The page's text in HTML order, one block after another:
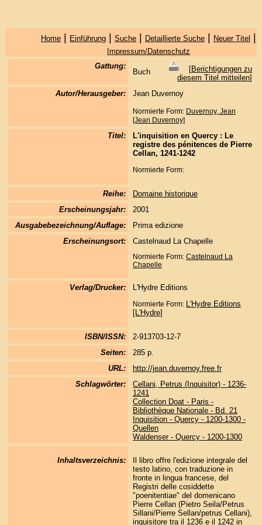
Home| Einführung| Suche| Detaillierte Suche| Neuer Titel |
Impressum/Datenschutz
Gattung:
Buch [Berichtigungen zu
diesem Titel mitteilen]
Autor/Herausgeber:
Jean Duvernoy
Normierte Form: Duvernoy, Jean
[Jean Duvernoy]
Titel:
L'inquisition en Quercy : Le
registre des pénitences de Pierre
Cellan, 1241-1242
Normierte Form:
Reihe:
Domaine historique
Erscheinungsjahr:
2001
Ausgabebezeichnung/Auflage:
Prima edizione
Erscheinungsort:
Castelnaud La Chapelle
Normierte Form: Castelnaud La
Chapelle
Verlag/Drucker: L'Hydre Editions
Normierte Form: L'Hydre Editions
[L'Hydre]
ISBN/ISSN:
2-913703-12-7
Seiten:
285 p.
URL:
http://jean.duvernoy.free.fr
Schlagwörter:
Cellani, Petrus (Inquisitor) - 1236-
1241
Collection Doat - Paris -
Bibliothèque Nationale - Bd. 21
Inquisition - Quercy - 1200-1300 -
Quellen
Waldenser - Quercy - 1200-1300
Inhaltsverzeichnis:
Il libro offre l'edizione integrale del
testo latino, con traduzione in
fronte in lingua francese, del
Registri delle cosiddette
"poenitentiae" del domenicano
Pierre Cellan (Pietro Seila/Petrus
Sillani/Pierre Sellan/petrus Cellani),
inquisitore tra il 1236 e il 1242 in